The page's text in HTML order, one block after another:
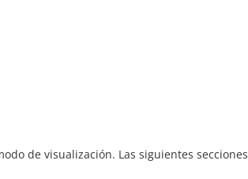
de visualización. Las siguientes secciones